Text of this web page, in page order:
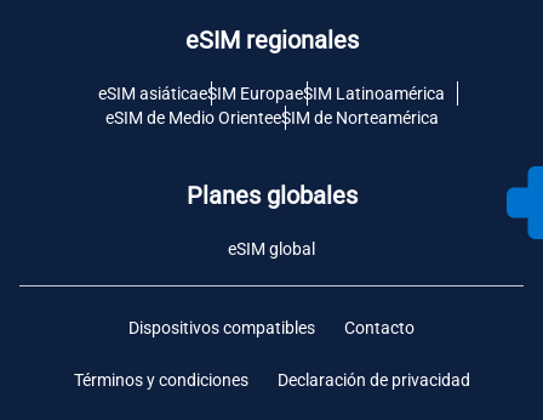
eSIM regionales
eSIM asiáticaeSIM EuropaeSIM Latinoamérica
eSIM de Medio OrienteeSIM de Norteamérica
Planes globales
eSIM global
Dispositivos compatibles Contacto
Términos y condiciones Declaración de privacidad